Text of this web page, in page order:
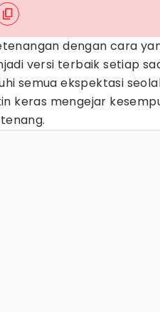
dengan cara
versi terbaik setiap
semua ekspektasi
keras mengejar